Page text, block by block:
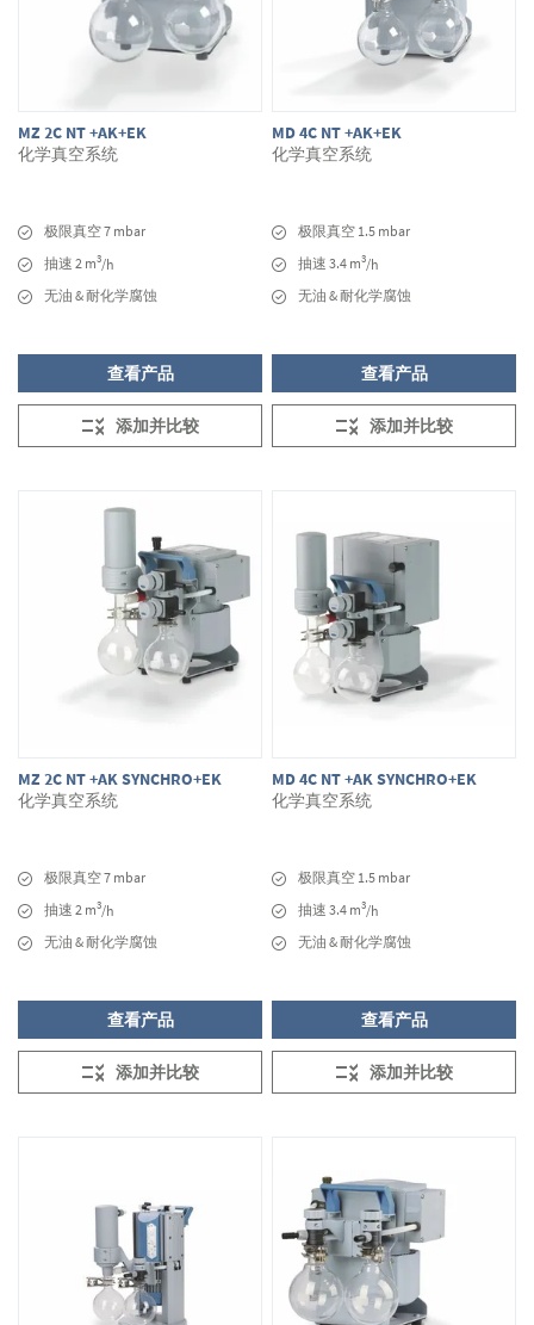
MZ 2C NT +AK+EK
化学真空系统
极限真空 7 mbar
抽速 2 m3/h
无油 & 耐化学腐蚀
查看产品
添加并比较
MD 4C NT +AK+EK
化学真空系统
极限真空 1.5 mbar
抽速 3.4 m3/h
无油 & 耐化学腐蚀
查看产品
添加并比较
MZ 2C NT +AK SYNCHRO+EK
化学真空系统
极限真空 7 mbar
抽速 2 m3/h
无油 & 耐化学腐蚀
查看产品
添加并比较
MD 4C NT +AK SYNCHRO+EK
化学真空系统
极限真空 1.5 mbar
抽速 3.4 m3/h
无油 & 耐化学腐蚀
查看产品
添加并比较